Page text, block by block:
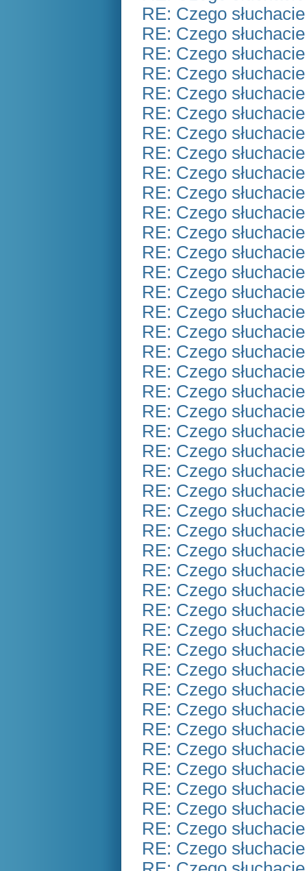
RE: Czego
RE: Czego
RE: Czego
RE: Czego
RE: Czego
RE: Czego
RE: Czego
RE: Czego
RE: Czego
RE: Czego
RE: Czego
RE: Czego
RE: Czego
RE: Czego
RE: Czego
RE: Czego
RE: Czego
RE: Czego
RE: Czego
RE: Czego
RE: Czego
RE: Czego
RE: Czego
RE: Czego
RE: Czego
RE: Czego
RE: Czego
RE: Czego
RE: Czego
RE: Czego
RE: Czego
RE: Czego
RE: Czego
RE: Czego
RE: Czego
RE: Czego
RE: Czego
RE: Czego
RE: Czego
RE: Czego
RE: Czego
RE: Czego
RE: Czego